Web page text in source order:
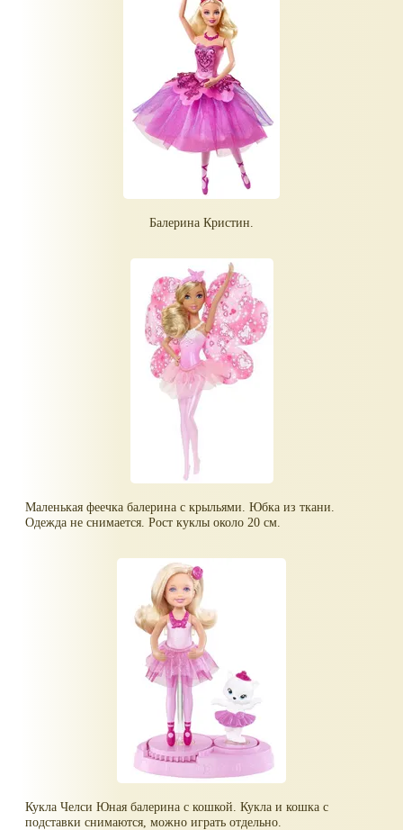
Балерина Кристин.
Маленькая феечка балерина с крыльями. Юбка из ткани.
Одежда не снимается. Рост куклы около 20 см.
Кукла Челси Юная балерина с кошкой. Кукла и кошка с
подставки снимаются, можно играть отдельно.